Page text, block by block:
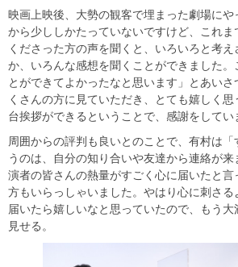
映画上映後、大勢の観客で埋まった劇場にや
から少ししかたっていないですけど、これま
くださった方の声を聞くと、いろいろと考
か、いろんな感想を聞くことができました。
とができてよかったなと思います」とあいさ
くさんの方に見ていただき、とても嬉しく
台挨拶ができるということで、感謝をしてい
周囲からの評判も良いとのことで、有村は
うのは、自分の知り合いや友達から連絡が
演者の皆さんの熱量がすごく心に届いたと
方もいらっしゃいました。やはり心に刺さ
届いたら嬉しいなと思っていたので、もう
見せる。